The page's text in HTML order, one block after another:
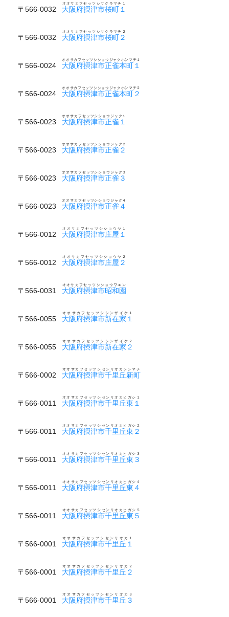
〒566-0032 大阪府摂津市桜町１
オオサカフセッツシサクラマチ１
〒566-0032 大阪府摂津市桜町２
オオサカフセッツシサクラマチ２
〒566-0024 大阪府摂津市正雀本町１
オオサカフセッツシショウジャクホンマチ１
〒566-0024 大阪府摂津市正雀本町２
オオサカフセッツシショウジャクホンマチ２
〒566-0023 大阪府摂津市正雀１
オオサカフセッツシショウジャク１
〒566-0023 大阪府摂津市正雀２
オオサカフセッツシショウジャク２
〒566-0023 大阪府摂津市正雀３
オオサカフセッツシショウジャク３
〒566-0023 大阪府摂津市正雀４
オオサカフセッツシショウジャク４
〒566-0012 大阪府摂津市庄屋１
オオサカフセッツシショウヤ１
〒566-0012 大阪府摂津市庄屋２
オオサカフセッツシショウヤ２
〒566-0031 大阪府摂津市昭和園
オオサカフセッツシショウワエン
〒566-0055 大阪府摂津市新在家１
オオサカフセッツシシンザイケ１
〒566-0055 大阪府摂津市新在家２
オオサカフセッツシシンザイケ２
〒566-0002 大阪府摂津市千里丘新町
オオサカフセッツシセンリオカシンマチ
〒566-0011 大阪府摂津市千里丘東１
オオサカフセッツシセンリオカヒガシ１
〒566-0011 大阪府摂津市千里丘東２
オオサカフセッツシセンリオカヒガシ２
〒566-0011 大阪府摂津市千里丘東３
オオサカフセッツシセンリオカヒガシ３
〒566-0011 大阪府摂津市千里丘東４
オオサカフセッツシセンリオカヒガシ４
〒566-0011 大阪府摂津市千里丘東５
オオサカフセッツシセンリオカヒガシ５
〒566-0001 大阪府摂津市千里丘１
オオサカフセッツシセンリオカ１
〒566-0001 大阪府摂津市千里丘２
オオサカフセッツシセンリオカ２
〒566-0001 大阪府摂津市千里丘３
オオサカフセッツシセンリオカ３